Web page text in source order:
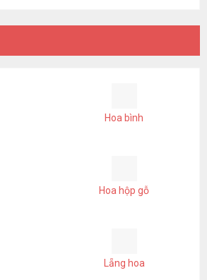
Hoa bình
Hoa hộp gỗ
Lẵng hoa